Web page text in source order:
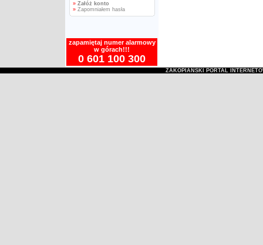
» Załóż konto
»Zapomniałem hasła
zapamiętaj numer alarmowy
w górach!!!
0 601 100 300
ZAKOPIAŃSKI PORTAL